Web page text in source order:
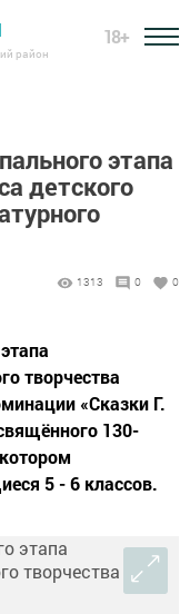
район
18+
этапа
детского
1313 0 0
творчества
«Сказки Г.
130-
5 - 6 классов.